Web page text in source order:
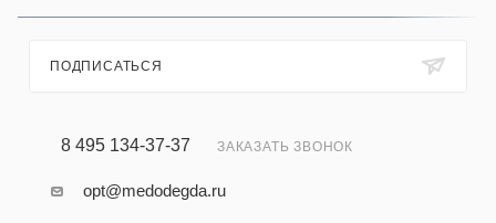
ПОДПИСАТЬСЯ
8 495 134-37-37 ЗАКАЗАТЬ ЗВОНОК
opt@medodegda.ru